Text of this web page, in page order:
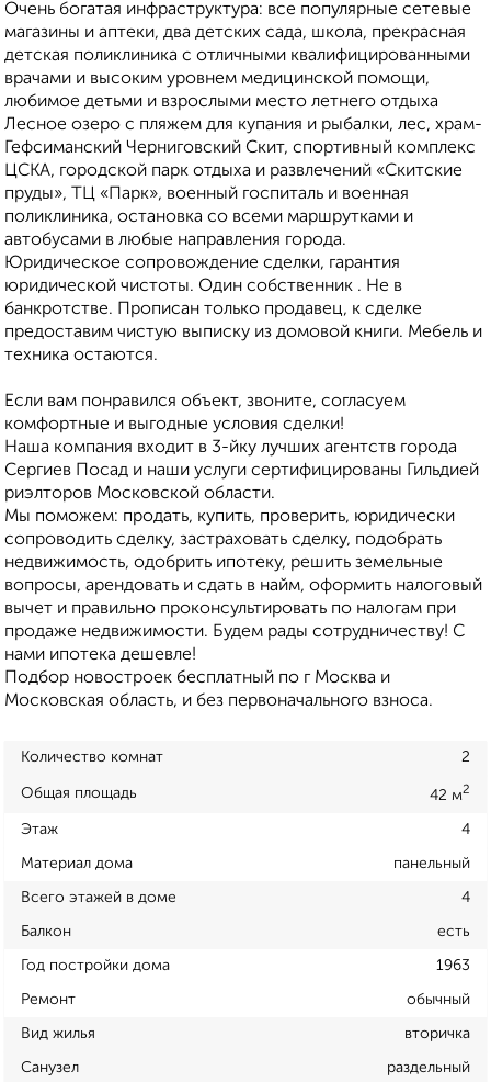
Очень богатая инфраструктура: все популярные сетевые
магазины и аптеки, два детских сада, школа, прекрасная
детская поликлиника с отличными квалифицированными
врачами и высоким уровнем медицинской помощи,
любимое детьми и взрослыми место летнего отдыха
Лесное озеро с пляжем для купания и рыбалки, лес, храм-
Гефсиманский Черниговский Скит, спортивный комплекс
ЦСКА, городской парк отдыха и развлечений «Скитские
пруды», ТЦ «Парк», военный госпиталь и военная
поликлиника, остановка со всеми маршрутками и
автобусами в любые направления города.
Юридическое сопровождение сделки, гарантия
юридической чистоты. Один собственник . Не в
банкротстве. Прописан только продавец, к сделке
предоставим чистую выписку из домовой книги. Мебель и
техника остаются.
Если вам понравился объект, звоните, согласуем
комфортные и выгодные условия сделки!
Наша компания входит в 3-йку лучших агентств города
Сергиев Посад и наши услуги сертифицированы Гильдией
риэлторов Московской области.
Мы поможем: продать, купить, проверить, юридически
сопроводить сделку, застраховать сделку, подобрать
недвижимость, одобрить ипотеку, решить земельные
вопросы, арендовать и сдать в найм, оформить налоговый
вычет и правильно проконсультировать по налогам при
продаже недвижимости. Будем рады сотрудничеству! С
нами ипотека дешевле!
Подбор новостроек бесплатный по г Москва и
Московская область, и без первоначального взноса.
Количество комнат 2
Общая площадь 42 м2
Этаж 4
Материал дома панельный
Всего этажей в доме 4
Балкон есть
Год постройки дома 1963
Ремонт обычный
Вид жилья вторичка
Санузел раздельный